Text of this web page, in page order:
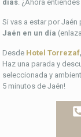
días. ¿Ahora
Si vas a estar por
Jaén en un día
Desde Hotel Torrezaf
Haz una parada y
seleccionada y
5 minutos de Jaén!